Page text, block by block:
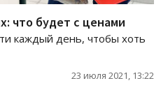
что будет с ценами
каждый день, чтобы хоть
23 июля 2021, 13:22